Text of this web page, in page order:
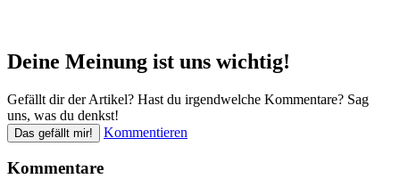
Deine Meinung ist uns wichtig!
Gefällt dir der Artikel? Hast du irgendwelche Kommentare? Sag
uns, was du denkst!
Das gefällt mir! Kommentieren
Kommentare